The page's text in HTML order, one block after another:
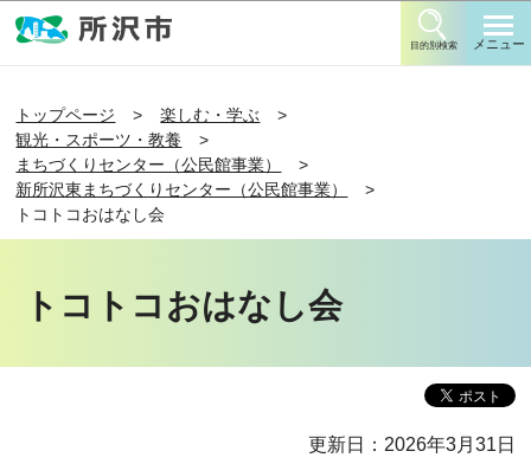
目的別検索 メニュー
トップページ
楽しむ・学ぶ
観光・スポーツ・教養
まちづくりセンター（公民館事業）
新所沢東まちづくりセンター（公民館事業）
トコトコおはなし会
トコトコおはなし会
更新日：2026年3月31日